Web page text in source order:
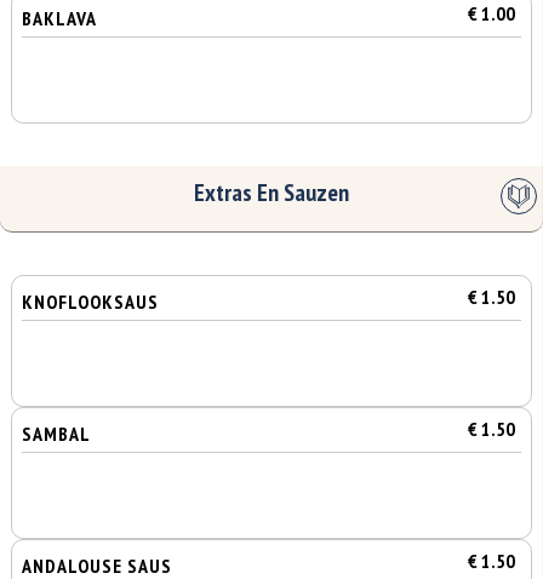
BAKLAVA € 1.00
Extras En Sauzen
KNOFLOOKSAUS € 1.50
SAMBAL € 1.50
ANDALOUSE SAUS € 1.50